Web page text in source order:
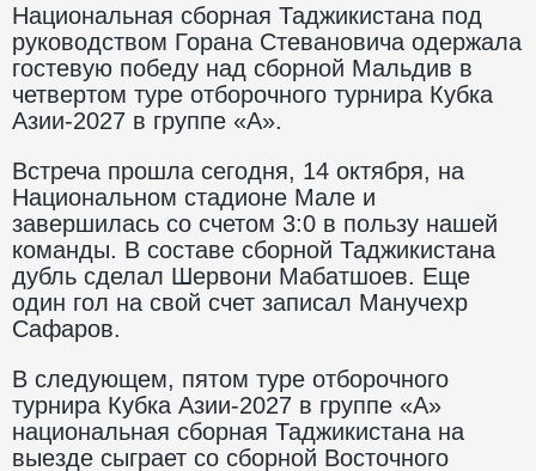
Национальная сборная Таджикистана под
руководством Горана Стевановича одержала
гостевую победу над сборной Мальдив в
четвертом туре отборочного турнира Кубка
Азии-2027 в группе «А».
Встреча прошла сегодня, 14 октября, на
Национальном стадионе Мале и
завершилась со счетом 3:0 в пользу нашей
команды. В составе сборной Таджикистана
дубль сделал Шервони Мабатшоев. Еще
один гол на свой счет записал Манучехр
Сафаров.
В следующем, пятом туре отборочного
турнира Кубка Азии-2027 в группе «А»
национальная сборная Таджикистана на
выезде сыграет со сборной Восточного